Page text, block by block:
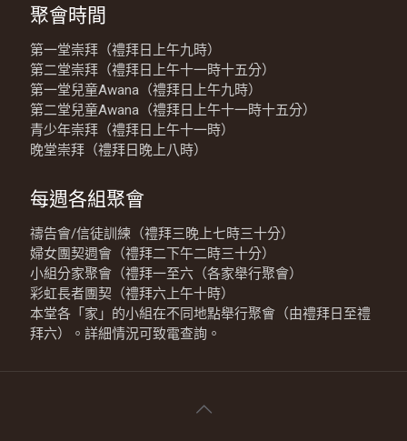
聚會時間
第一堂崇拜（禮拜日上午九時）
第二堂崇拜（禮拜日上午十一時十五分）
第一堂兒童Awana（禮拜日上午九時）
第二堂兒童Awana（禮拜日上午十一時十五分）
青少年崇拜（禮拜日上午十一時）
晚堂崇拜（禮拜日晚上八時）
每週各組聚會
禱告會/信徒訓練（禮拜三晚上七時三十分）
婦女團契週會（禮拜二下午二時三十分）
小組分家聚會（禮拜一至六（各家舉行聚會）
彩虹長者團契（禮拜六上午十時）
本堂各「家」的小組在不同地點舉行聚會（由禮拜日至禮
拜六）。詳細情況可致電查詢。